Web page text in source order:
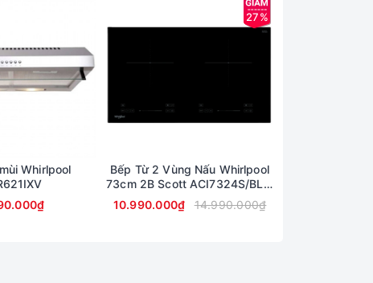
chùi thuận tiện, nhấc lật và đóng nắp êm, an
sạch, vệ sinh trong suốt thời gian dài sử dụng.
Whirlpool
27%
Bếp Từ 2 Vùng Nấu Whirlpool
73cm 2B Scott ACI7324S/BLV,
Đen
10.990.000₫ 14.990.000₫